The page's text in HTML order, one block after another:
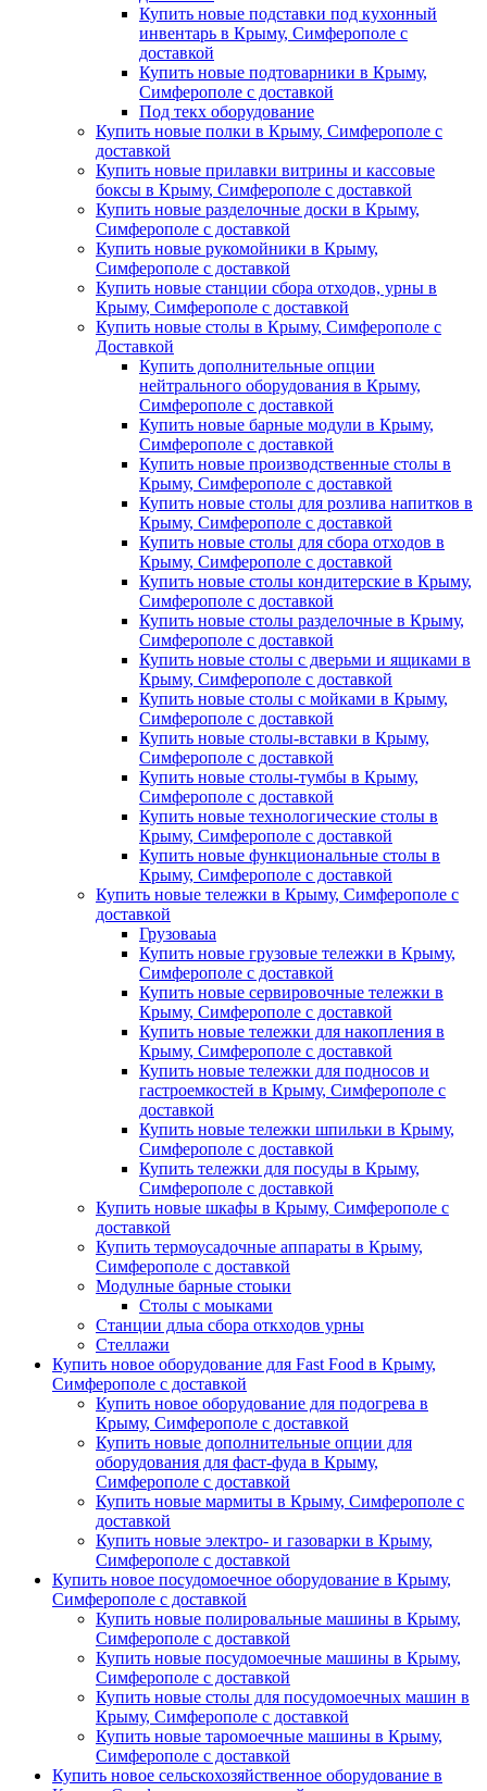
Купить новые подставки под кухонный
инвентарь в Крыму, Симферополе с
доставкой
Купить новые подтоварники в Крыму,
Симферополе с доставкой
Под текх оборудование
Купить новые полки в Крыму, Симферополе с
доставкой
Купить новые прилавки витрины и кассовые
боксы в Крыму, Симферополе с доставкой
Купить новые разделочные доски в Крыму,
Симферополе с доставкой
Купить новые рукомойники в Крыму,
Симферополе с доставкой
Купить новые станции сбора отходов, урны в
Крыму, Симферополе с доставкой
Купить новые столы в Крыму, Симферополе с
Доставкой
Купить дополнительные опции
нейтрального оборудования в Крыму,
Симферополе с доставкой
Купить новые барные модули в Крыму,
Симферополе с доставкой
Купить новые производственные столы в
Крыму, Симферополе с доставкой
Купить новые столы для розлива напитков в
Крыму, Симферополе с доставкой
Купить новые столы для сбора отходов в
Крыму, Симферополе с доставкой
Купить новые столы кондитерские в Крыму,
Симферополе с доставкой
Купить новые столы разделочные в Крыму,
Симферополе с доставкой
Купить новые столы с дверьми и ящиками в
Крыму, Симферополе с доставкой
Купить новые столы с мойками в Крыму,
Симферополе с доставкой
Купить новые столы-вставки в Крыму,
Симферополе с доставкой
Купить новые столы-тумбы в Крыму,
Симферополе с доставкой
Купить новые технологические столы в
Крыму, Симферополе с доставкой
Купить новые функциональные столы в
Крыму, Симферополе с доставкой
Купить новые тележки в Крыму, Симферополе с
доставкой
Грузоваыа
Купить новые грузовые тележки в Крыму,
Симферополе с доставкой
Купить новые сервировочные тележки в
Крыму, Симферополе с доставкой
Купить новые тележки для накопления в
Крыму, Симферополе с доставкой
Купить новые тележки для подносов и
гастроемкостей в Крыму, Симферополе с
доставкой
Купить новые тележки шпильки в Крыму,
Симферополе с доставкой
Купить тележки для посуды в Крыму,
Симферополе с доставкой
Купить новые шкафы в Крыму, Симферополе с
доставкой
Купить термоусадочные аппараты в Крыму,
Симферополе с доставкой
Модулные барные стоыки
Столы с моыками
Станции длыа сбора откходов урны
Стеллажи
Купить новое оборудование для Fast Food в Крыму,
Симферополе с доставкой
Купить новое оборудование для подогрева в
Крыму, Симферополе с доставкой
Купить новые дополнительные опции для
оборудования для фаст-фуда в Крыму,
Симферополе с доставкой
Купить новые мармиты в Крыму, Симферополе с
доставкой
Купить новые электро- и газоварки в Крыму,
Симферополе с доставкой
Купить новое посудомоечное оборудование в Крыму,
Симферополе с доставкой
Купить новые полировальные машины в Крыму,
Симферополе с доставкой
Купить новые посудомоечные машины в Крыму,
Симферополе с доставкой
Купить новые столы для посудомоечных машин в
Крыму, Симферополе с доставкой
Купить новые таромоечные машины в Крыму,
Симферополе с доставкой
Купить новое сельскохозяйственное оборудование в